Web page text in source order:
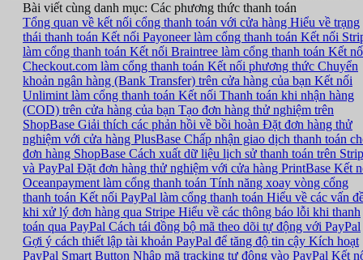
Bài viết cùng danh mục: Các phương thức thanh toán
Tổng quan về kết nối cổng thanh toán với cửa hàng Hiểu về trạng
thái thanh toán Kết nối Payoneer làm cổng thanh toán Kết nối
làm cổng thanh toán Kết nối Braintree làm cổng thanh toán Kết
Checkout.com làm cổng thanh toán Kết nối phương thức Chuyển
khoản ngân hàng (Bank Transfer) trên cửa hàng của bạn Kết nối
Unlimint làm cổng thanh toán Kết nối Thanh toán khi nhận hàng
(COD) trên cửa hàng của bạn Tạo đơn hàng thử nghiệm trên
ShopBase Giải thích các phản hồi về bồi hoàn Đặt đơn hàng thử
nghiệm với cửa hàng PlusBase Chấp nhận giao dịch thanh toán
đơn hàng ShopBase Cách xuất dữ liệu lịch sử thanh toán trên
và PayPal Đặt đơn hàng thử nghiệm với cửa hàng PrintBase Kết
Oceanpayment làm cổng thanh toán Tính năng xoay vòng cổng
thanh toán Kết nối PayPal làm cổng thanh toán Hiểu về các vấn
khi xử lý đơn hàng qua Stripe Hiểu về các thông báo lỗi khi thanh
toán qua PayPal Cách tái đồng bộ mã theo dõi tự động với PayPal
Gợi ý cách thiết lập tài khoản PayPal để tăng độ tin cậy Kích hoạt
PayPal Smart Button Nhập mã tracking tự động vào PayPal Kết